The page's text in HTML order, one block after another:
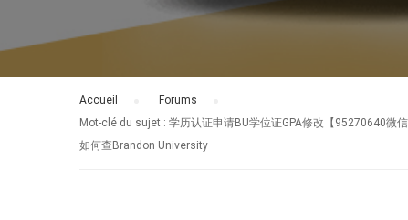
Accueil Forums
Mot-clé du sujet : 学历认证申请BU学位证GPA修改【95270640微
如何查Brandon University